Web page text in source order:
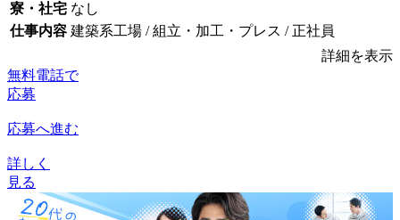
寮・社宅 なし
仕事内容 建築系工場 / 組立・加工・プレス / 正社員
詳細を表示
無料電話で
応募
応募へ進む
詳しく
見る